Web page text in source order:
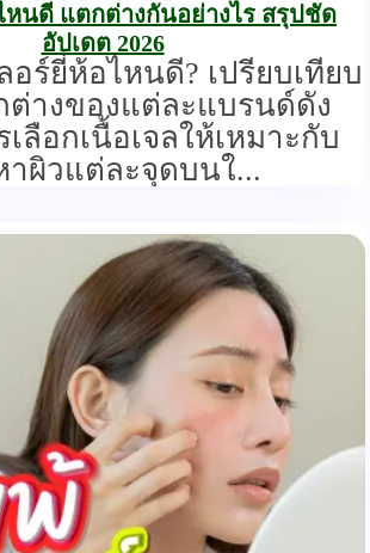
หนดี แตกต่างกันอย่างไร สรุปชัด
อัปเดต 2026
อร์ยี่ห้อไหนดี? เปรียบเทียบ
างของแต่ละแบรนด์ดัง
ลือกเนื้อเจลให้เหมาะกับ
ผิวแต่ละจุดบนใ...